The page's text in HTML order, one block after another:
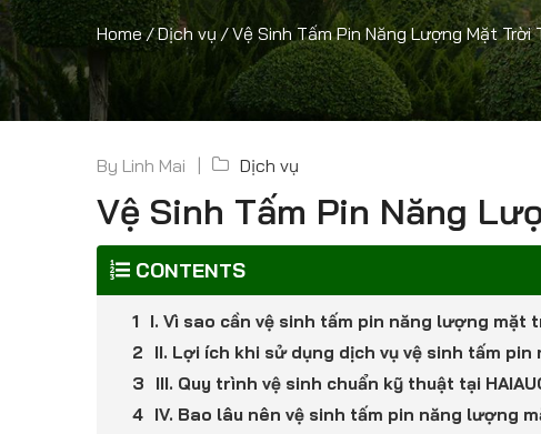
Home/Dịch vụ /Vệ Sinh Tấm Pin Năng Lượng Mặt Trời
By Linh Mai Dịch vụ
Vệ Sinh Tấm Pin Năng
CONTENTS
I. Vì sao cần vệ sinh tấm pin năng lượng mặt
II. Lợi ích khi sử dụng dịch vụ vệ sinh tấm
III. Quy trình vệ sinh chuẩn kỹ thuật tại
IV. Bao lâu nên vệ sinh tấm pin năng lượng